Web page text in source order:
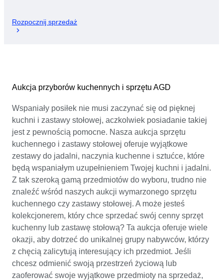
Rozpocznij sprzedaż
Aukcja przyborów kuchennych i sprzętu AGD
Wspaniały posiłek nie musi zaczynać się od pięknej
kuchni i zastawy stołowej, aczkolwiek posiadanie takiej
jest z pewnością pomocne. Nasza aukcja sprzętu
kuchennego i zastawy stołowej oferuje wyjątkowe
zestawy do jadalni, naczynia kuchenne i sztućce, które
będą wspaniałym uzupełnieniem Twojej kuchni i jadalni.
Z tak szeroką gamą przedmiotów do wyboru, trudno nie
znaleźć wśród naszych aukcji wymarzonego sprzętu
kuchennego czy zastawy stołowej. A może jesteś
kolekcjonerem, który chce sprzedać swój cenny sprzęt
kuchenny lub zastawę stołową? Ta aukcja oferuje wiele
okazji, aby dotrzeć do unikalnej grupy nabywców, którzy
z chęcią zalicytują interesujący ich przedmiot. Jeśli
chcesz odmienić swoją przestrzeń życiową lub
zaoferować swoje wyjątkowe przedmioty na sprzedaż,